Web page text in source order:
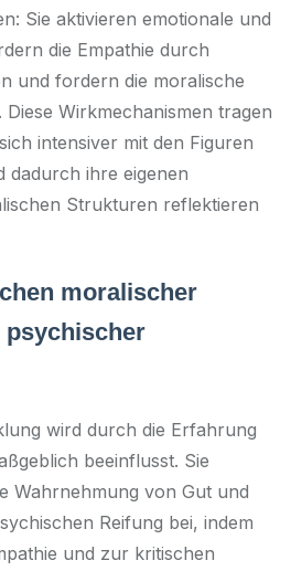
Sie aktivieren emotionale und
die Empathie durch
und fordern die moralische
Wirkmechanismen tragen
intensiver mit den Figuren
dadurch ihre eigenen
Strukturen reflektieren
moralischer
psychischer
wird durch die Erfahrung
beeinflusst. Sie
Wahrnehmung von Gut und
Reifung bei, indem
und zur kritischen